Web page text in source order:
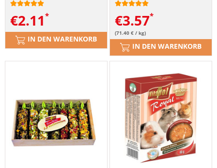
€2.11
IN DEN WARENKORB
€3.57
(71.40 € / kg)
IN DEN WARENKORB